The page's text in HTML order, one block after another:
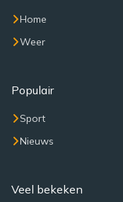
Home
Weer
Populair
Sport
Nieuws
Veel bekeken